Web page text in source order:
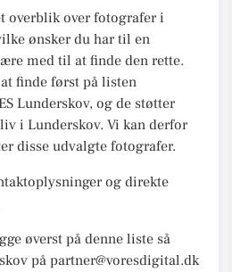
overblik over fotografer i
ønsker du har til en
med til at finde den rette.
finde først på listen
Lunderskov, og de støtter
i Lunderskov. Vi kan derfor
disse udvalgte fotografer.
og direkte
øverst på denne liste så
på partner@voresdigital.dk